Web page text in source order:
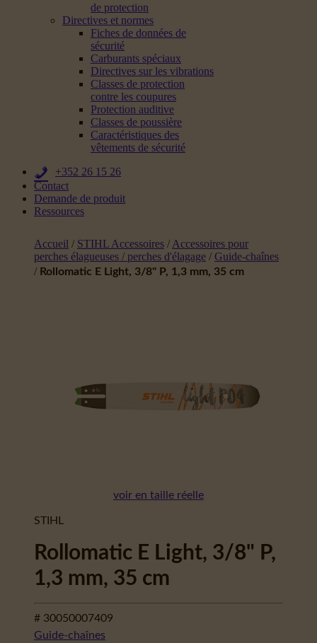
de protection
Directives et normes
Fiches de données de
sécurité
Carburants spéciaux
Directives sur les vibrations
Classes de protection
contre les coupures
Protection auditive
Classes de poussière
Caractéristiques des
vêtements de sécurité
+352 26 15 26
Contact
Demande de produit
Ressources
Accueil / STIHL Accessoires / Accessoires pour
perches élagueuses / perches d'élagage / Guide-chaînes
/ Rollomatic E Light, 3/8" P, 1,3 mm, 35 cm
voir en taille réelle
STIHL
Rollomatic E Light, 3/8" P,
1,3 mm, 35 cm
# 30050007409
Guide-chaînes